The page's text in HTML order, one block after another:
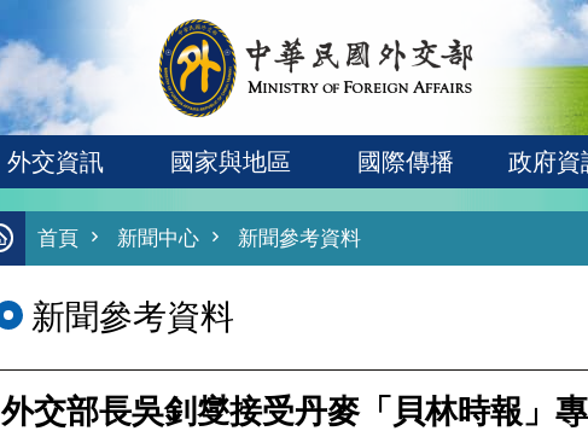
外交資訊 國家與地區 國際傳播 政府資
首頁 新聞中心 新聞參考資料
新聞參考資料
外交部長吳釗燮接受丹麥「貝林時報」